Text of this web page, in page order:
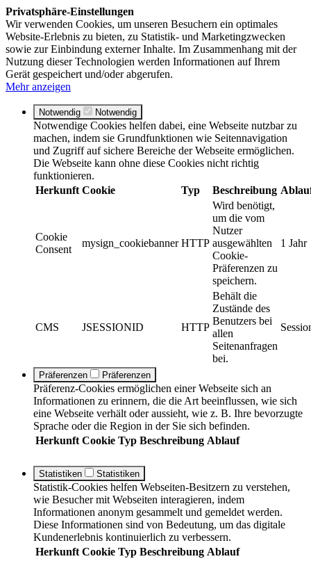
Privatsphäre-Einstellungen
Wir verwenden Cookies, um unseren Besuchern ein optimales
Website-Erlebnis zu bieten, zu Statistik- und Marketingzwecken
sowie zur Einbindung externer Inhalte. Im Zusammenhang mit der
Nutzung dieser Technologien werden Informationen auf Ihrem
Gerät gespeichert und/oder abgerufen.
Mehr anzeigen
Notwendig Notwendig
Notwendige Cookies helfen dabei, eine Webseite nutzbar zu
machen, indem sie Grundfunktionen wie Seitennavigation
und Zugriff auf sichere Bereiche der Webseite ermöglichen.
Die Webseite kann ohne diese Cookies nicht richtig
funktionieren.
Herkunft Cookie Typ Beschreibung
Cookie
Consent
mysign_cookiebanner HTTP
Wird benötigt,
um die vom
Nutzer
ausgewählten
Cookie-
Präferenzen zu
speichern.
1 Jahr
CMS JSESSIONID HTTP
Behält die
Zustände des
Benutzers bei
allen
Seitenanfragen
bei.
Präferenzen Präferenzen
Präferenz-Cookies ermöglichen einer Webseite sich an
Informationen zu erinnern, die die Art beeinflussen, wie sich
eine Webseite verhält oder aussieht, wie z. B. Ihre bevorzugte
Sprache oder die Region in der Sie sich befinden.
Herkunft Cookie Typ Beschreibung Ablauf
Statistiken Statistiken
Statistik-Cookies helfen Webseiten-Besitzern zu verstehen,
wie Besucher mit Webseiten interagieren, indem
Informationen anonym gesammelt und gemeldet werden.
Diese Informationen sind von Bedeutung, um das digitale
Kundenerlebnis kontinuierlich zu verbessern.
Herkunft Cookie Typ Beschreibung Ablauf